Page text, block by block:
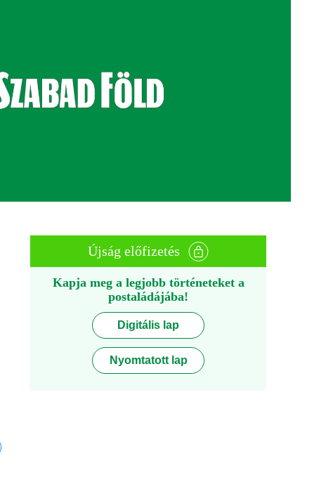
Újság előfizetés
Kapja meg a legjobb történeteket a
postaládájába!
Digitális lap
Nyomtatott lap